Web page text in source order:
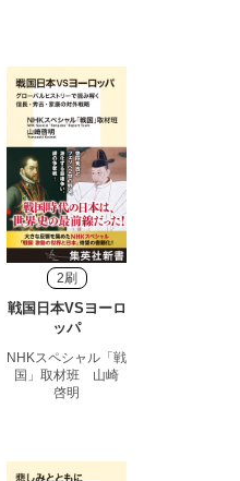
2刷
戦国日本VSヨーロ
ッパ
NHKスペシャル「戦
国」取材班 山崎
啓明